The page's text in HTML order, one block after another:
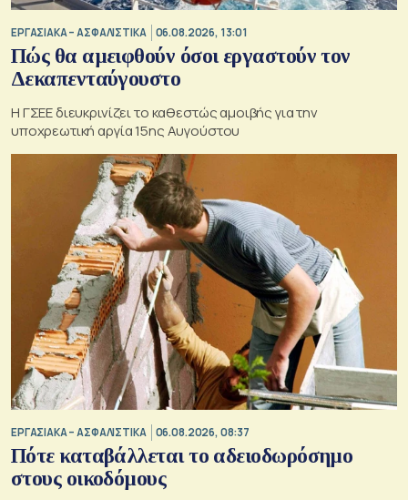
ΕΡΓΑΣΙΑΚΑ – ΑΣΦΑΛΙΣΤΙΚΑ 06.08.2026, 13:01
Πώς θα αμειφθούν όσοι εργαστούν τον
Δεκαπενταύγουστο
Η ΓΣΕΕ διευκρινίζει το καθεστώς αμοιβής για την
υποχρεωτική αργία 15ης Αυγούστου
ΕΡΓΑΣΙΑΚΑ – ΑΣΦΑΛΙΣΤΙΚΑ 06.08.2026, 08:37
Πότε καταβάλλεται το αδειοδωρόσημο
στους οικοδόμους